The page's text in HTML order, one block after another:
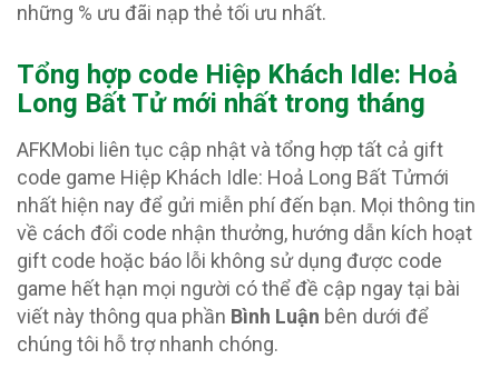
những % ưu đãi nạp thẻ tối ưu nhất.
Tổng hợp code Hiệp Khách Idle: Hoả
Long Bất Tử mới nhất trong tháng
AFKMobi liên tục cập nhật và tổng hợp tất cả gift
code game Hiệp Khách Idle: Hoả Long Bất Tửmới
nhất hiện nay để gửi miễn phí đến bạn. Mọi thông tin
về cách đổi code nhận thưởng, hướng dẫn kích hoạt
gift code hoặc báo lỗi không sử dụng được code
game hết hạn mọi người có thể đề cập ngay tại bài
viết này thông qua phần Bình Luận bên dưới để
chúng tôi hỗ trợ nhanh chóng.